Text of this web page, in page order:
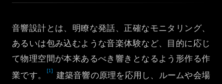
音響設計とは、明瞭な発話、正確なモニタリング、
あるいは包み込むような音楽体験など、目的に応じ
て物理空間が本来あるべき響きとなるよう形作る作
業です。
[1]
建築音響の原理を応用し、ルームや会場
Русский
日本語